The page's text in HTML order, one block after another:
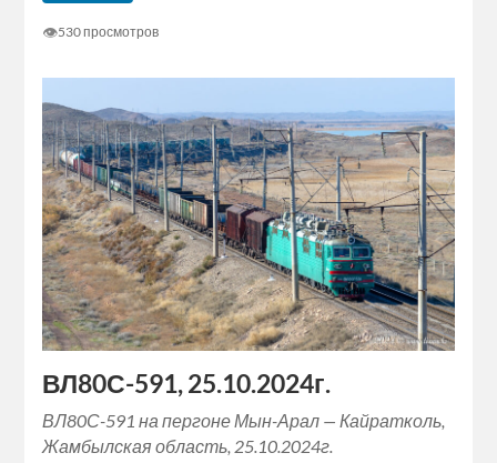
👁530 просмотров
ВЛ80С-591, 25.10.2024г.
ВЛ80С-591 на пергоне Мын-Арал — Кайратколь,
Жамбылская область, 25.10.2024г.